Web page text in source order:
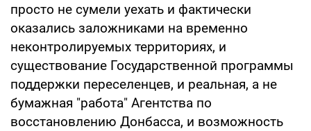
просто не сумели уехать и фактически
оказались заложниками на временно
неконтролируемых территориях, и
существование Государственной программы
поддержки переселенцев, и реальная, а не
бумажная "работа" Агентства по
восстановлению Донбасса, и возможность